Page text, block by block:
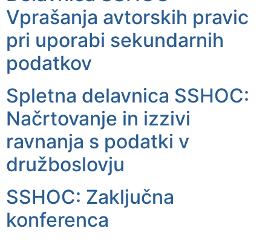
Vprašanja avtorskih pravic
pri uporabi sekundarnih
podatkov
Spletna delavnica SSHOC:
Načrtovanje in izzivi
ravnanja s podatki v
družboslovju
SSHOC: Zaključna
konferenca